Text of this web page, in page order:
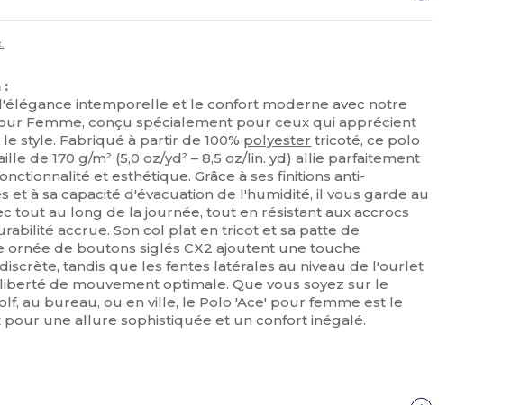
:
intemporelle et le confort moderne avec notre
Femme, conçu spécialement pour ceux qui apprécient
style. Fabriqué à partir de 100% polyester tricoté, ce polo
de 170 g/m² (5,0 oz/yd² – 8,5 oz/lin. yd) allie parfaitement
et esthétique. Grâce à ses finitions anti-
et à sa capacité d'évacuation de l'humidité, il vous garde au
tout au long de la journée, tout en résistant aux accrocs
accrue. Son col plat en tricot et sa patte de
ornée de boutons siglés CX2 ajoutent une touche
tandis que les fentes latérales au niveau de l'ourlet
de mouvement optimale. Que vous soyez sur le
au bureau, ou en ville, le Polo 'Ace' pour femme est le
pour une allure sophistiquée et un confort inégalé.